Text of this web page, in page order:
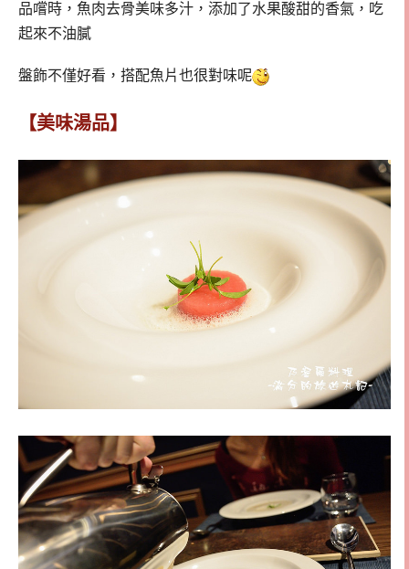
品嚐時，魚肉去骨美味多汁，添加了水果酸甜的香氣，吃
起來不油膩
盤飾不僅好看，搭配魚片也很對味呢
【美味湯品】